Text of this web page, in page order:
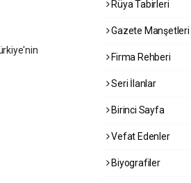
Rüya Tabirleri
Gazete Manşetleri
Firma Rehberi
Seri İlanlar
Birinci Sayfa
Vefat Edenler
Biyografiler